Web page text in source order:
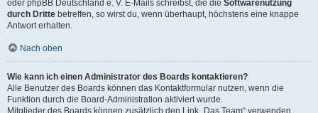
oder phpBB Deutschland e. V. E-Mails schreibst, die die Softwarenutzung
durch Dritte betreffen, so wirst du, wenn überhaupt, höchstens eine knappe
Antwort erhalten.
Nach oben
Wie kann ich einen Administrator des Boards kontaktieren?
Alle Benutzer des Boards können das Kontaktformular nutzen, wenn die
Funktion durch die Board-Administration aktiviert wurde.
Mitglieder des Boards können zusätzlich den Link „Das Team“ verwenden.